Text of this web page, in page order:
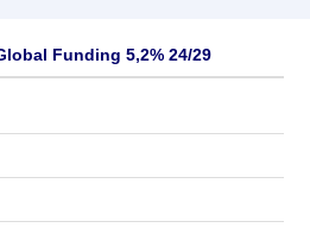
Funding 5,2% 24/29